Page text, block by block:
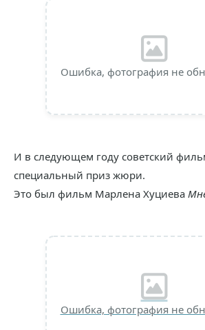
Ошибка, фотография не
И в следующем году советский
специальный приз жюри.
Это был фильм Марлена Хуциева
Ошибка, фотография не